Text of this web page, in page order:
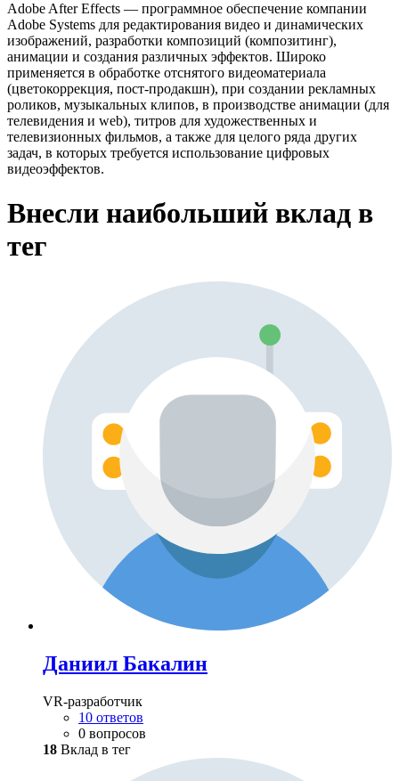
Adobe After Effects — программное обеспечение компании
Adobe Systems для редактирования видео и динамических
изображений, разработки композиций (композитинг),
анимации и создания различных эффектов. Широко
применяется в обработке отснятого видеоматериала
(цветокоррекция, пост-продакшн), при создании рекламных
роликов, музыкальных клипов, в производстве анимации (для
телевидения и web), титров для художественных и
телевизионных фильмов, а также для целого ряда других
задач, в которых требуется использование цифровых
видеоэффектов.
Внесли наибольший вклад в
тег
Даниил Бакалин
VR-разработчик
10 ответов
0 вопросов
18 Вклад в тег